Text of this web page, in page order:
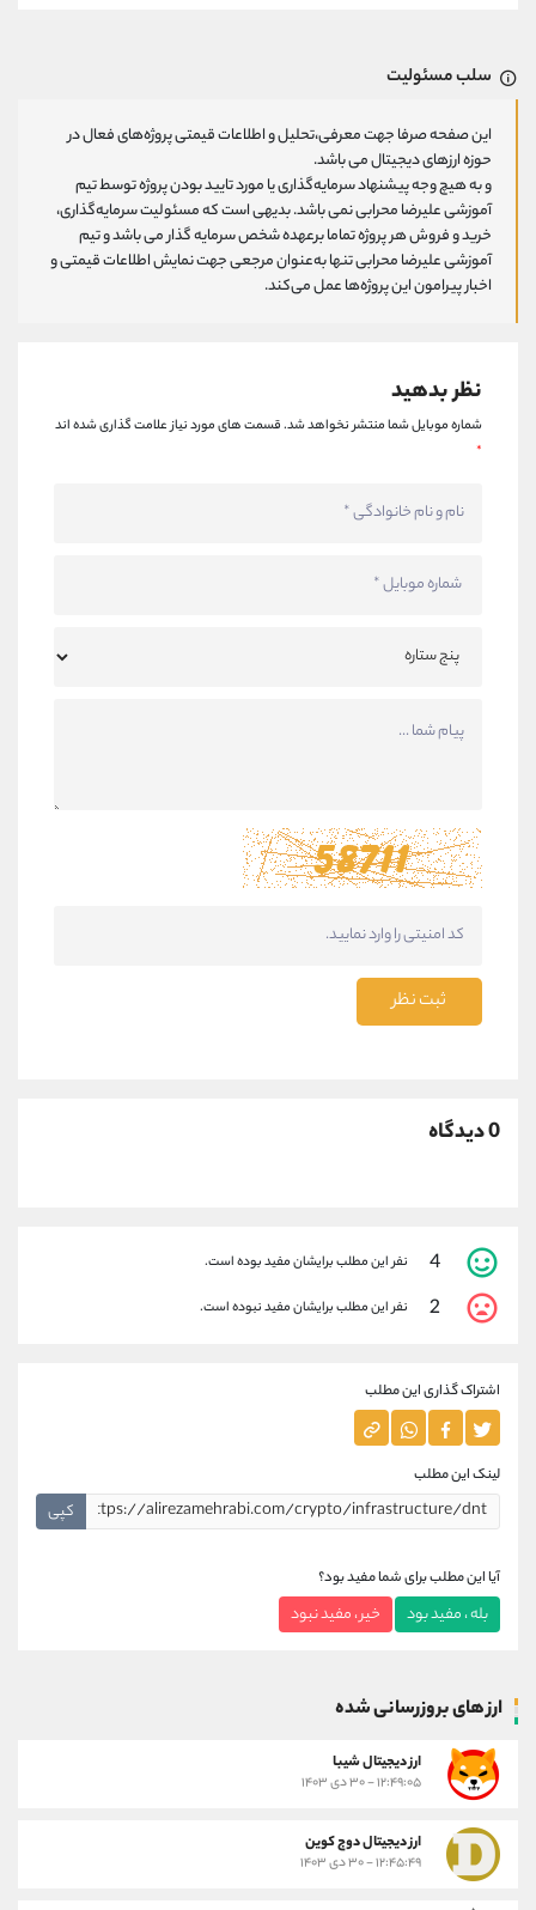
سلب مسئولیت
این صفحه صرفا جهت معرفی،تحلیل و اطلاعات قیمتی پروژه‌های فعال در
حوزه ارزهای دیجیتال می باشد.
و به هیچ وجه پیشنهاد سرمایه‌گذاری یا مورد تایید بودن پروژه توسط تیم
آموزشی علیرضا محرابی نمی باشد. بدیهی است که مسئولیت سرمایه‌گذاری،
خرید و فروش هر پروژه تماما برعهده شخص سرمایه گذار می باشد و تیم
آموزشی علیرضا محرابی تنها به‌عنوان مرجعی جهت نمایش اطلاعات قیمتی و
اخبار پیرامون این پروژه‌‌ها عمل می‌کند.
نظر بدهید
شماره موبایل شما منتشر نخواهد شد.قسمت های مورد نیاز علامت گذاری شده اند
*
ثبت نظر
0 دیدگاه
4 نفر این مطلب برایشان مفید بوده است.
2 نفر این مطلب برایشان مفید نبوده است.
اشتراک گذاری این مطلب
لینک این مطلب
کپی
آیا این مطلب برای شما مفید بود؟
بله ، مفید بود خیر ، مفید نبود
ارز های بروزرسانی شده
ارز ديجيتال شیبا
۱۲:۴۹:۰۵ - ۳۰ دی ۱۴۰۳
ارز دیجیتال دوج کوین
۱۲:۴۵:۴۹ - ۳۰ دی ۱۴۰۳